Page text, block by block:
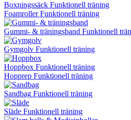
Boxningssäck Funktionell träning
Foamroller Funktionell träning
Gummi- & träningsband Funktionell
Gymgolv Funktionell träning
Hoppbox Funktionell träning
Hopprep Funktionell träning
Sandbag Funktionell träning
Släde Funktionell träning